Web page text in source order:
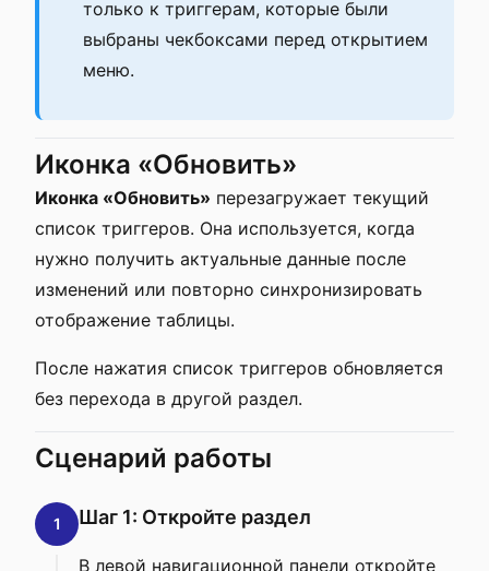
только к триггерам, которые были
выбраны чекбоксами перед открытием
меню.
Иконка «Обновить»
Иконка «Обновить» перезагружает текущий
список триггеров. Она используется, когда
нужно получить актуальные данные после
изменений или повторно синхронизировать
отображение таблицы.
После нажатия список триггеров обновляется
без перехода в другой раздел.
Сценарий работы
1 Шаг 1: Откройте раздел
В левой навигационной панели откройте